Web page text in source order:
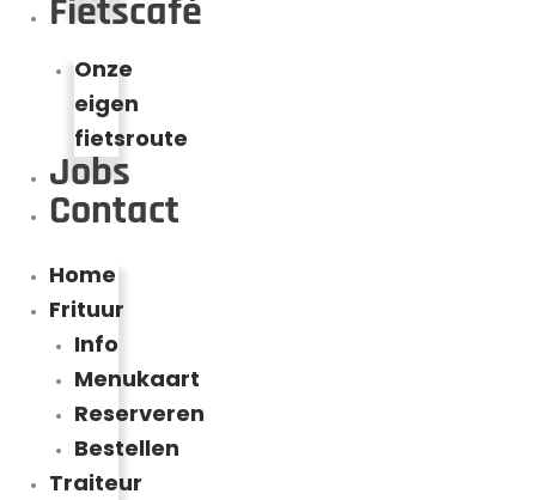
Fietscafé
Onze
eigen
fietsroute
Jobs
Contact
Home
Frituur
Info
Menukaart
Reserveren
Bestellen
Traiteur